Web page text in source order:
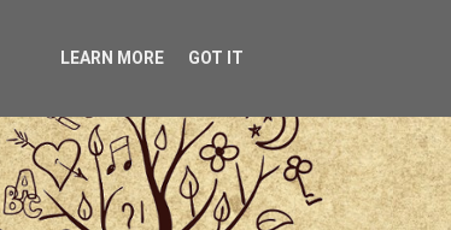
LEARN MORE GOT IT